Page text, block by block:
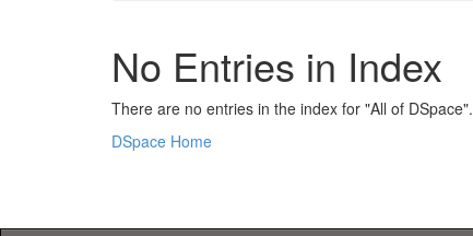
No Entries in Index
There are no entries in the index for "All of DSpace".
DSpace Home